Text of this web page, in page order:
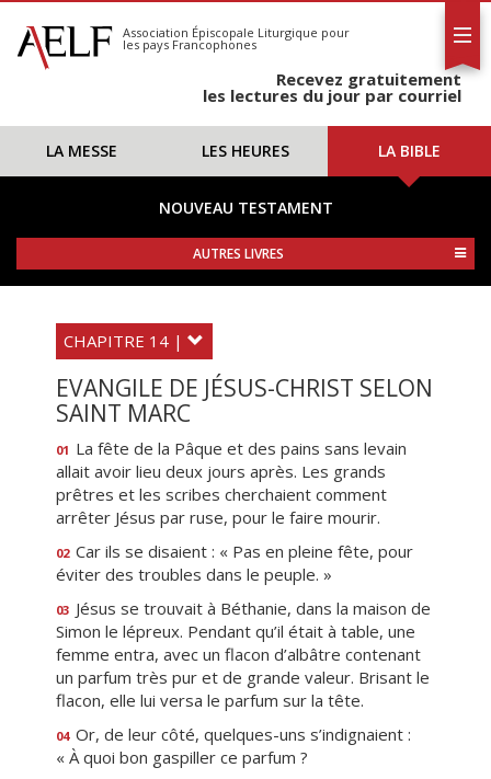
S'abonner
Calendrier
Association Épiscopale Liturgique pour
les pays Francophones
Recevez gratuitement
les lectures du jour par courriel
LA MESSE LES HEURES LA BIBLE
NOUVEAU TESTAMENT
AUTRES LIVRES
CHAPITRE 14 |
EVANGILE DE JÉSUS-CHRIST SELON
SAINT MARC
01 La fête de la Pâque et des pains sans levain
allait avoir lieu deux jours après. Les grands
prêtres et les scribes cherchaient comment
arrêter Jésus par ruse, pour le faire mourir.
02 Car ils se disaient : « Pas en pleine fête, pour
éviter des troubles dans le peuple. »
03 Jésus se trouvait à Béthanie, dans la maison de
Simon le lépreux. Pendant qu’il était à table, une
femme entra, avec un flacon d’albâtre contenant
un parfum très pur et de grande valeur. Brisant le
flacon, elle lui versa le parfum sur la tête.
04 Or, de leur côté, quelques-uns s’indignaient :
« À quoi bon gaspiller ce parfum ?